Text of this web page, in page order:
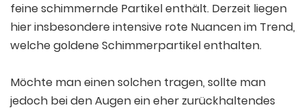
feine schimmernde Partikel enthält. Derzeit liegen
hier insbesondere intensive rote Nuancen im Trend,
welche goldene Schimmerpartikel enthalten.
Möchte man einen solchen tragen, sollte man
jedoch bei den Augen ein eher zurückhaltendes